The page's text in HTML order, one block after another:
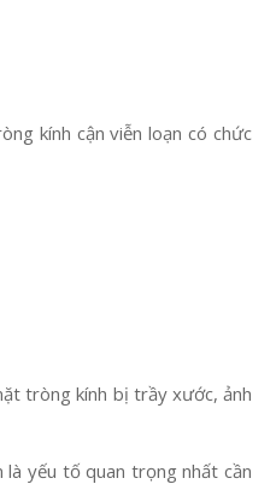
kính cận viễn loạn có chức
tròng kính bị trầy xước, ảnh
là yếu tố quan trọng nhất cần